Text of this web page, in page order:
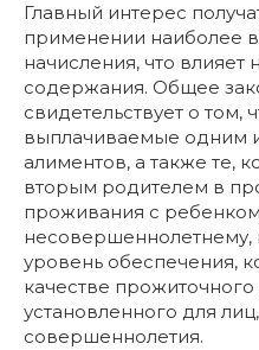
Главный интерес
применении наиболее
начисления, что влияет
содержания. Общее
свидетельствует о
выплачиваемые одним
алиментов, а также те,
вторым родителем в
проживания с
несовершеннолетнему,
уровень обеспечения,
качестве
установленного для
совершеннолетия.